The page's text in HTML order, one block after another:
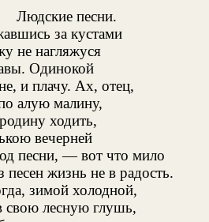
Людские песни.
за кустами
не нагляжуся
Одинокой
и плачу. Ах, отец,
алую малину,
ходить,
вечерней
песни, — вот что мило
песен жизнь не в радость.
зимой холодной,
свою лесную глушь,